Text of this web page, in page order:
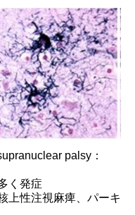
palsy ：
く発症
上性注視麻痺、パーキ